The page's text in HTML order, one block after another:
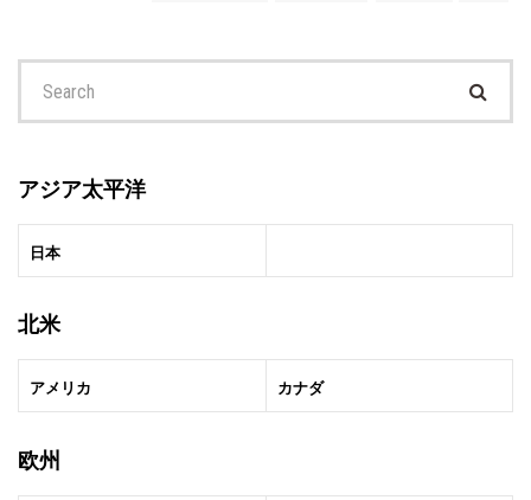
for:
アジア太平洋
日本
北米
アメリカ カナダ
欧州